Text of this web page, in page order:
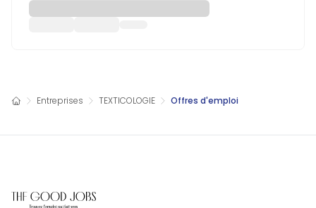
Entreprises TEXTICOLOGIE Offres d'emploi